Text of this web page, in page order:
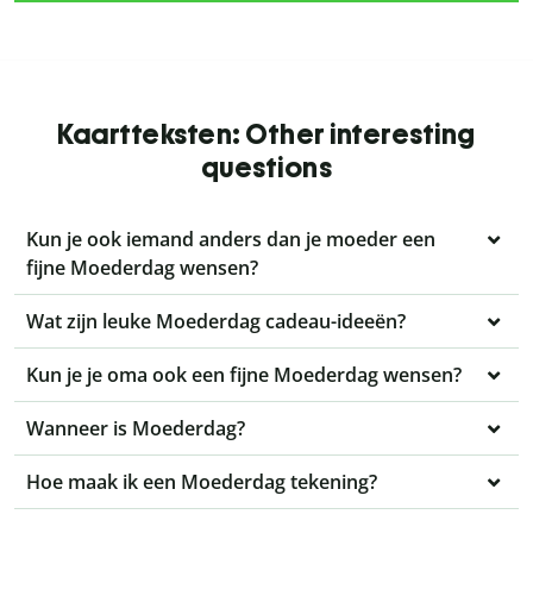
Kaartteksten: Other interesting
questions
Kun je ook iemand anders dan je moeder een
fijne Moederdag wensen?
Wat zijn leuke Moederdag cadeau-ideeën?
Kun je je oma ook een fijne Moederdag wensen?
Wanneer is Moederdag?
Hoe maak ik een Moederdag tekening?